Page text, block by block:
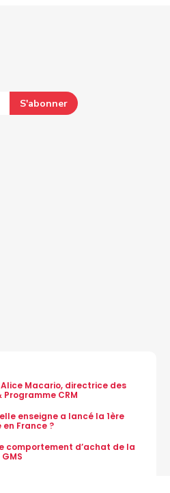
S'abonner
Macario, directrice des
Programme CRM
enseigne a lancé la 1ère
France ?
comportement d’achat de la